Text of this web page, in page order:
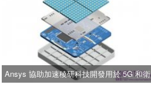
Ansys 協助加速稜研科技開發用於 5G 和衛